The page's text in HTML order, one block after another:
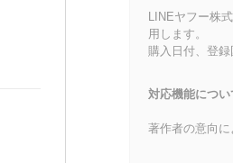
LINEヤフー株
用します。
購入日付、登
対応機能につい
著作者の意向に